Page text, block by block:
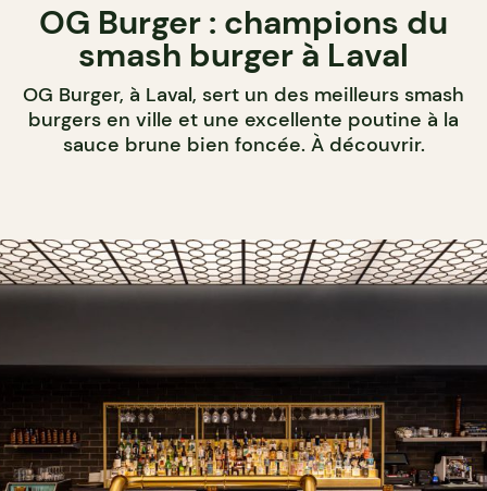
OG Burger : champions du
smash burger à Laval
OG Burger, à Laval, sert un des meilleurs smash
burgers en ville et une excellente poutine à la
sauce brune bien foncée. À découvrir.